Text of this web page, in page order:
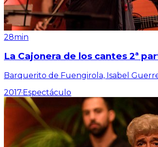
28min
La Cajonera de los cantes 2ª
Barquerito de Fuengirola, Isabel
2017·Espectáculo